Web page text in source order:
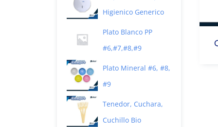
Higienico Generico
Plato Blanco PP
#6,#7,#8,#9
Plato Mineral #6, #8,
#9
Tenedor, Cuchara,
Cuchillo Bio